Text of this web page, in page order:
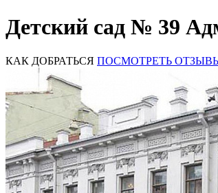
Детский сад № 39
КАК ДОБРАТЬСЯ ПОСМОТРЕТЬ